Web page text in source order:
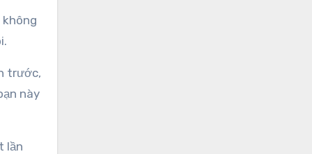
trước,
này
lần